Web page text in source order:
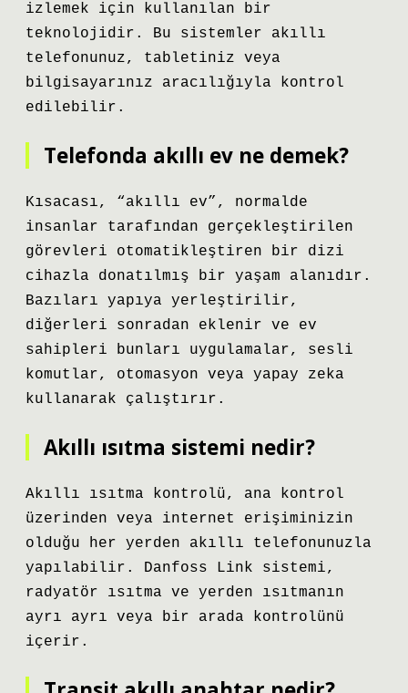
izlemek için kullanılan bir
teknolojidir. Bu sistemler akıllı
telefonunuz, tabletiniz veya
bilgisayarınız aracılığıyla kontrol
edilebilir.
Telefonda akıllı ev ne demek?
Kısacası, “akıllı ev”, normalde
insanlar tarafından gerçekleştirilen
görevleri otomatikleştiren bir dizi
cihazla donatılmış bir yaşam alanıdır.
Bazıları yapıya yerleştirilir,
diğerleri sonradan eklenir ve ev
sahipleri bunları uygulamalar, sesli
komutlar, otomasyon veya yapay zeka
kullanarak çalıştırır.
Akıllı ısıtma sistemi nedir?
Akıllı ısıtma kontrolü, ana kontrol
üzerinden veya internet erişiminizin
olduğu her yerden akıllı telefonunuzla
yapılabilir. Danfoss Link sistemi,
radyatör ısıtma ve yerden ısıtmanın
ayrı ayrı veya bir arada kontrolünü
içerir.